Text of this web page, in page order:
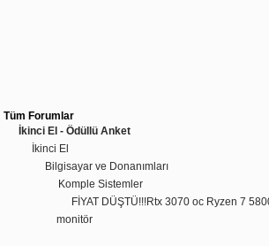
Tüm Forumlar
İkinci El - Ödüllü Anket
İkinci El
Bilgisayar ve Donanımları
Komple Sistemler
FİYAT DÜŞTÜ!!!Rtx 3070 oc Ryzen 7
monitör